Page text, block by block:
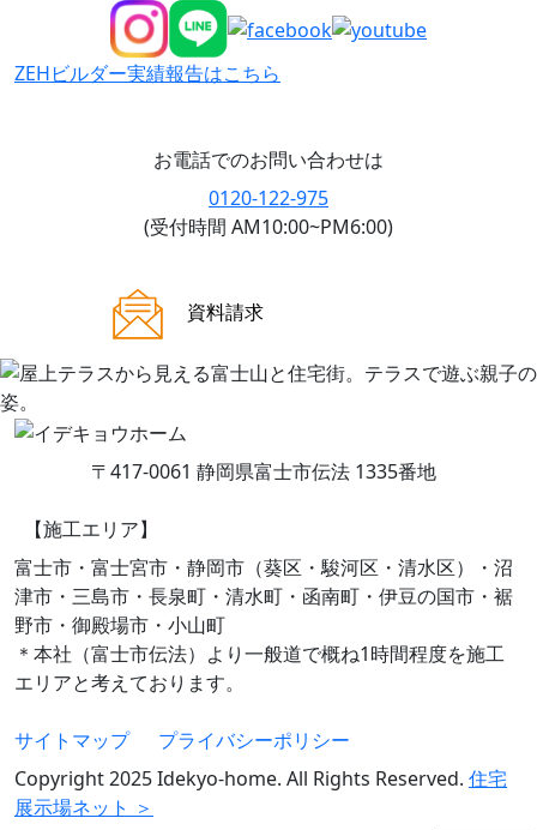
ZEHビルダー実績報告はこちら
お電話でのお問い合わせは
0120-122-975
(受付時間 AM10:00~PM6:00)
資料請求
〒417-0061 静岡県富士市伝法 1335番地
【施工エリア】
富士市・富士宮市・静岡市（葵区・駿河区・清水区）・沼
津市・三島市・長泉町・清水町・函南町・伊豆の国市・裾
野市・御殿場市・小山町
＊本社（富士市伝法）より一般道で概ね1時間程度を施工
エリアと考えております。
サイトマップ
プライバシーポリシー
Copyright 2025 Idekyo-home. All Rights Reserved. 住宅
展示場ネット ＞